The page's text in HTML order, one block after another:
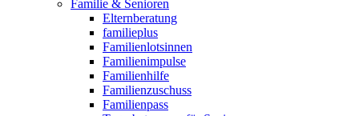
Familie & Senioren
Elternberatung
familieplus
Familienlotsinnen
Familienimpulse
Familienhilfe
Familienzuschuss
Familienpass